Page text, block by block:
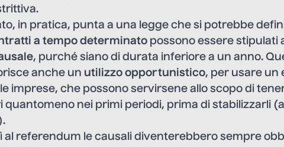
in pratica, punta a una legge che si potrebbe
a tempo determinato possono essere stipulati
, purché siano di durata inferiore a un anno.
anche un utilizzo opportunistico, per usare un
imprese, che possono servirsene allo scopo di
quantomeno nei primi periodi, prima di stabilizzarli
al referendum le causali diventerebbero sempre